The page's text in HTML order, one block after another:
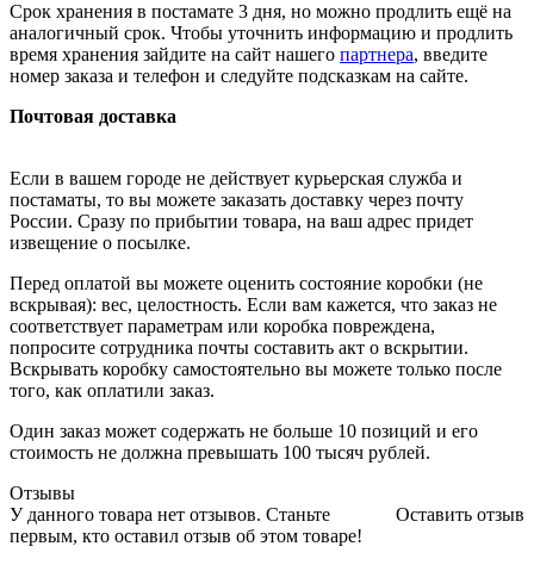
Срок хранения в постамате 3 дня, но можно продлить ещё на
аналогичный срок. Чтобы уточнить информацию и продлить
время хранения зайдите на сайт нашего партнера, введите
номер заказа и телефон и следуйте подсказкам на сайте.
Почтовая доставка
Если в вашем городе не действует курьерская служба и
постаматы, то вы можете заказать доставку через почту
России. Сразу по прибытии товара, на ваш адрес придет
извещение о посылке.
Перед оплатой вы можете оценить состояние коробки (не
вскрывая): вес, целостность. Если вам кажется, что заказ не
соответствует параметрам или коробка повреждена,
попросите сотрудника почты составить акт о вскрытии.
Вскрывать коробку самостоятельно вы можете только после
того, как оплатили заказ.
Один заказ может содержать не больше 10 позиций и его
стоимость не должна превышать 100 тысяч рублей.
Отзывы
Оставить отзыв
У данного товара нет отзывов. Станьте
первым, кто оставил отзыв об этом товаре!